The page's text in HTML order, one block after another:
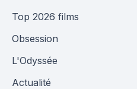
Top 2026 films
Obsession
L'Odyssée
Actualité